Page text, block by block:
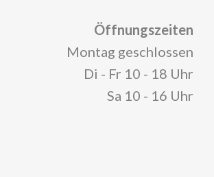
Öffnungszeiten
Montag geschlossen
Di - Fr 10 - 18 Uhr
Sa 10 - 16 Uhr